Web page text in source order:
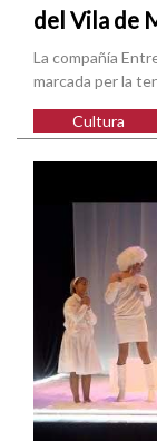
del Vila de
La compañía
marcada per la
Cultura